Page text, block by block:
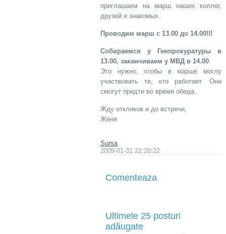
приглашаем на марш наших коллег,
друзей и знакомых.
Проводим марш с 13.00 до 14.00!!!
Собираемся у Генпрокуратуры в
13.00, заканчиваем у МВД в 14.00.
Это нужно, чтобы в марше моглу
участвовать те, кто работает. Они
смогут придти во время обеда.
Жду откликов и до встречи,
Женя
Sursa
2009-01-31 22:20:22
Comenteaza
Ultimele 25 posturi
adăugate